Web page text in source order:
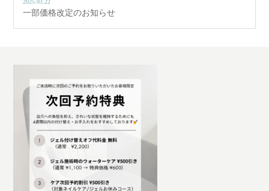
一部価格改定のお知らせ